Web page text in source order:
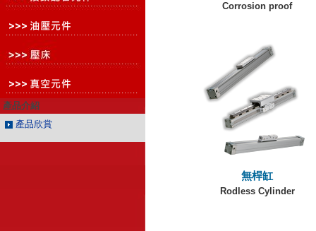
產品介紹
產品欣賞
Corrosion proof
無桿缸
Rodless Cylinder